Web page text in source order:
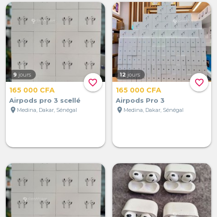
favorite_border
9 jours
165 000 CFA
Airpods pro 3 scellé
location_on Medina, Dakar, Sénégal
favorite_border
12 jours
165 000 CFA
Airpods Pro 3
location_on Medina, Dakar, Sénégal